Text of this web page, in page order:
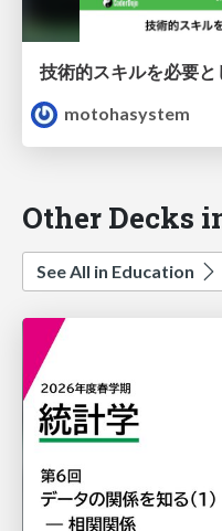
技術的スキルを必要
motohasystem
Other Decks
See All in Education